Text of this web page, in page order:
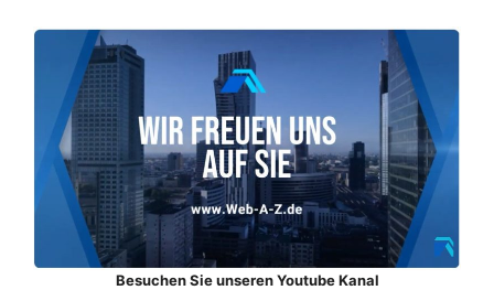
Besuchen Sie unseren Youtube Kanal